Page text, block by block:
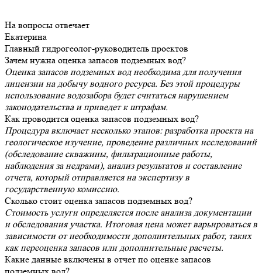
На вопросы отвечает
Екатерина
Главный гидрогеолог-руководитель проектов
Зачем нужна оценка запасов подземных вод?
Оценка запасов подземных вод необходима для получения
лицензии на добычу водного ресурса. Без этой процедуры
использование водозабора будет считаться нарушением
законодательства и приведет к штрафам.
Как проводится оценка запасов подземных вод?
Процедура включает несколько этапов: разработка проекта на
геологическое изучение, проведение различных исследований
(обследование скважины, фильтрационные работы,
наблюдения за недрами), анализ результатов и составление
отчета, который отправляется на экспертизу в
государственную комиссию.
Сколько стоит оценка запасов подземных вод?
Стоимость услуги определяется после анализа документации
и обследования участка. Итоговая цена может варьироваться в
зависимости от необходимости дополнительных работ, таких
как переоценка запасов или дополнительные расчеты.
Какие данные включены в отчет по оценке запасов